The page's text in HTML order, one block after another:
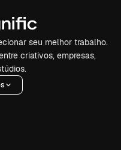
seu melhor trabalho.
criativos, empresas,